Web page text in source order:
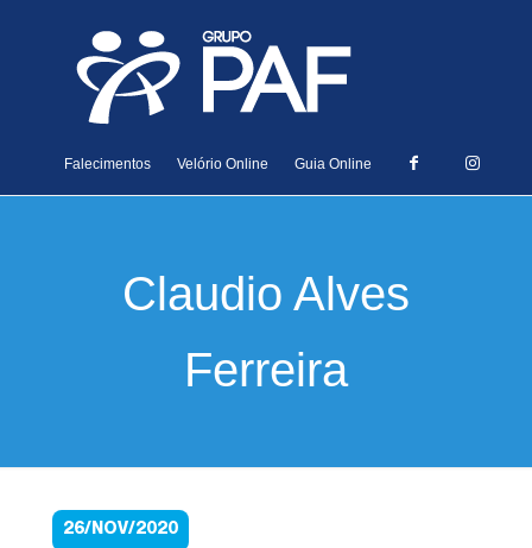
Falecimentos Velório Online Guia Online
Claudio Alves
Ferreira
26/NOV/2020